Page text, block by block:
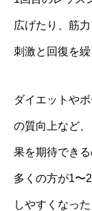
広げたり、筋
刺激と回復を繰
ダイエットや
の質向上など
果を期待でき
多くの方が1〜
しやすくなっ